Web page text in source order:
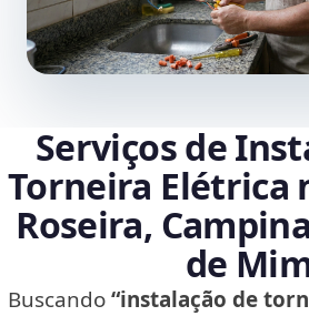
Serviços de
Torneira Elétrica
Roseira,
de
Buscando“instalação de